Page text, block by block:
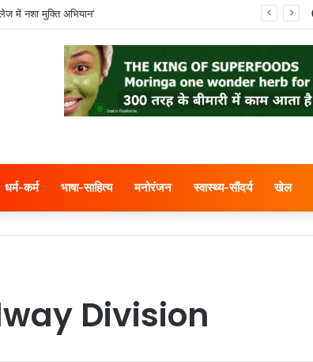
में नशा मुक्ति अभियान’
धर्म-कर्म भाषा-साहित्य मनोरंजन स्वास्थ्य-सौंदर्य खेल
Division